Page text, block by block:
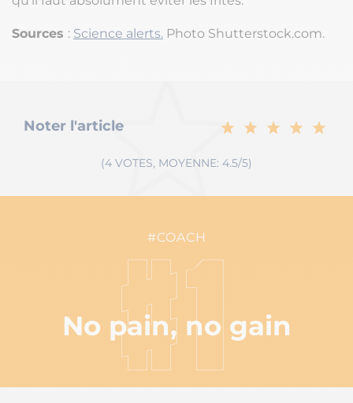
Sources : Science alerts. Photo Shutterstock.com.
Noter l'article
(4 VOTES, MOYENNE: 4.5/5)
#COACH
#1
No pain, no gain